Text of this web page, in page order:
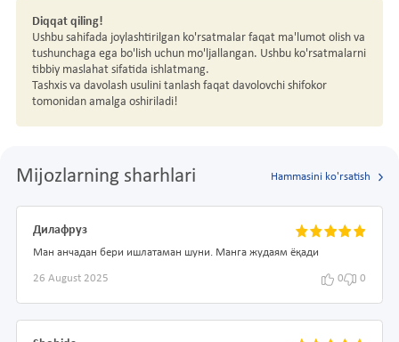
Diqqat qiling!
Ushbu sahifada joylashtirilgan ko'rsatmalar faqat ma'lumot olish va
tushunchaga ega bo'lish uchun mo'ljallangan. Ushbu ko'rsatmalarni
tibbiy maslahat sifatida ishlatmang.
Tashxis va davolash usulini tanlash faqat davolovchi shifokor
tomonidan amalga oshiriladi!
Mijozlarning sharhlari Hammasini ko'rsatish
Дилафруз
Ман анчадан бери ишлатаман шуни. Манга жудаям ёқади
26 August 2025 0 0